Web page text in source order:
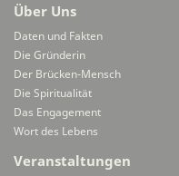
Über Uns
Daten und Fakten
Die Gründerin
Der Brücken-Mensch
Die Spiritualität
Das Engagement
Wort des Lebens
Veranstaltungen